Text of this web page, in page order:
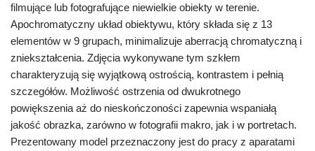
filmujące lub fotografujące niewielkie obiekty w terenie.
Apochromatyczny układ obiektywu, który składa się z 13
elementów w 9 grupach, minimalizuje aberracją chromatyczną i
zniekształcenia. Zdjęcia wykonywane tym szkłem
charakteryzują się wyjątkową ostrością, kontrastem i pełnią
szczegółów. Możliwość ostrzenia od dwukrotnego
powiększenia aż do nieskończoności zapewnia wspaniałą
jakość obrazka, zarówno w fotografii makro, jak i w portretach.
Prezentowany model przeznaczony jest do pracy z aparatami